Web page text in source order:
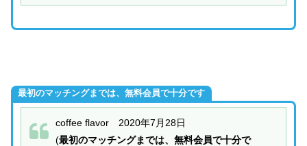
最初のマッチングまでは、無料会員で十分です
coffee flavor 2020年7月28日
(最初のマッチングまでは、無料会員で十分で